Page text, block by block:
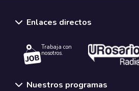
Enlaces directos
Trabaja con
nosotros.
Nuestros programas